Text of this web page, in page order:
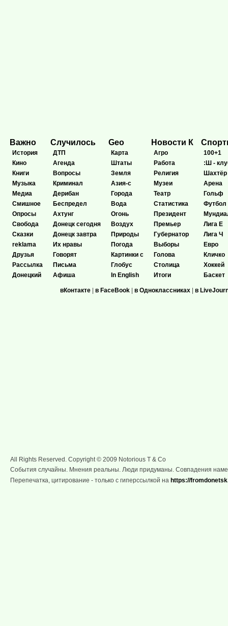
Важно
История
Кино
Книги
Музыка
Медиа
Смишное
Опросы
Свобода
Сказки
reklama
Друзья
Рассылка
Донецкий
Случилось
ДТП
Агенда
Вопросы
Криминал
Дерибан
Беспредел
Ахтунг
Донецк сегодня
Донецк завтра
Их нравы
Говорят
Письма
Афиша
Geo
Карта
Штаты
Земля
Азия-с
Города
Вода
Огонь
Воздух
Природы
Погода
Картинки с
Глобус
In English
Новости К
Агро
Работа
Религия
Музеи
Театр
Статистика
Президент
Премьер
Губернатор
Выборы
Голова
Столица
Итоги
100+1
:Ш -
Шахтёр
Арена
Гольф
Футбол
Лига Е
Лига Ч
Евро
Кличко
Хоккей
Баскет
вКонтакте | в FaceBook | в Одноклассниках | в
All Rights Reserved. Copyright © 2009 Notorious T & Co
События случайны. Мнения реальны. Люди придуманы. Совпадения
Перепечатка, цитирование - только с гиперссылкой на https://